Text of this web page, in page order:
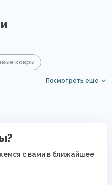
ковры
Посмотреть еще
с вами в ближайшее